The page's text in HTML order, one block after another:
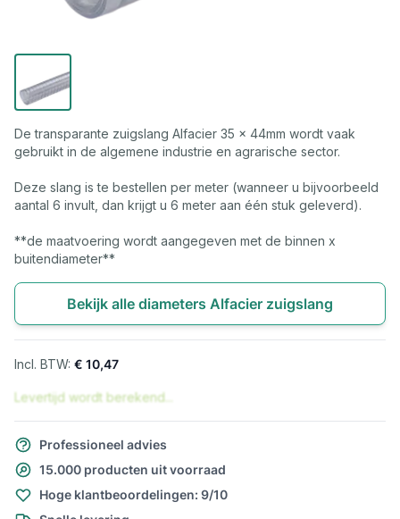
De transparante zuigslang Alfacier 35 x 44mm wordt vaak
gebruikt in de algemene industrie en agrarische sector.
Deze slang is te bestellen per meter (wanneer u bijvoorbeeld
aantal 6 invult, dan krijgt u 6 meter aan één stuk geleverd).
**de maatvoering wordt aangegeven met de binnen x
buitendiameter**
Bekijk alle diameters Alfacier zuigslang
€ 10,47
Levertijd wordt berekend...
Professioneel advies
15.000 producten uit voorraad
Hoge klantbeoordelingen: 9/10